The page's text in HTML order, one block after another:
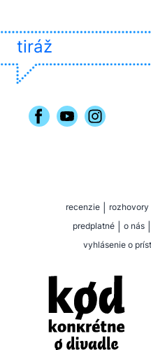
tiráž
recenzie rozhovory
predplatné
o nás
vyhlásenie o